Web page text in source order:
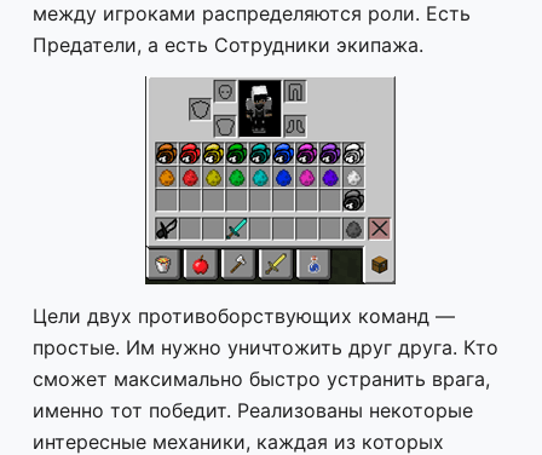
между игроками распределяются роли. Есть
Предатели, а есть Сотрудники экипажа.
Цели двух противоборствующих команд —
простые. Им нужно уничтожить друг друга. Кто
сможет максимально быстро устранить врага,
именно тот победит. Реализованы некоторые
интересные механики, каждая из которых